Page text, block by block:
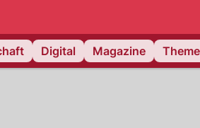
Digital Magazine